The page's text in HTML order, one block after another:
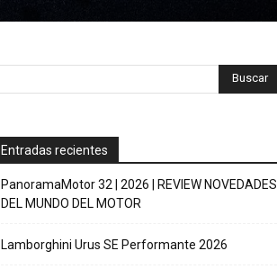
Entradas recientes
PanoramaMotor 32 | 2026 | REVIEW NOVEDADES
DEL MUNDO DEL MOTOR
Lamborghini Urus SE Performante 2026